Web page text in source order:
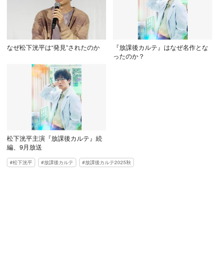
なぜ松下洸平は“発見”されたのか
『放課後カルテ』はなぜ名作とな
ったのか？
松下洸平主演『放課後カルテ』続
編、9月放送
松下洸平 放課後カルテ 放課後カルテ2025秋